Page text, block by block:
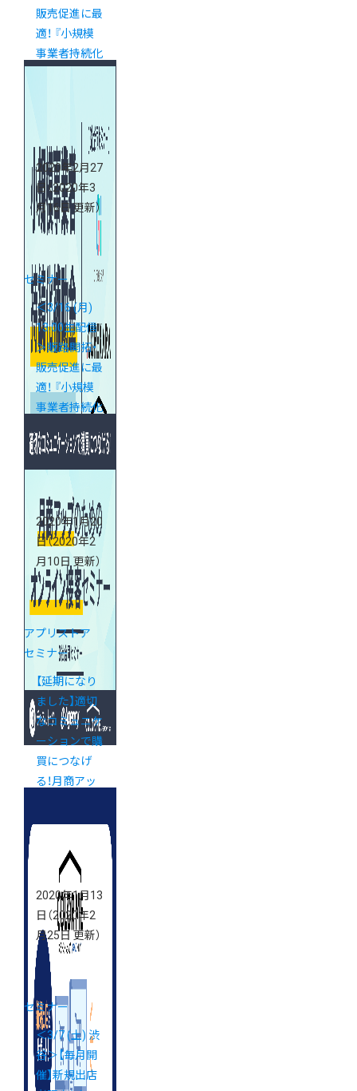
販売促進に最
適！ 『小規模
事業者持続化
2020年2月27
日 （2020年3
月16日 更新）
セミナー
＜3/16 (月)
13:00生配信
＞販路開拓・
販売促進に最
適！ 『小規模
事業者持続化
webセミナー
2020年1月20
日（2020年2
月10日 更新）
アプリストア
セミナー
【延期になり
ました】適切
なコミュニケ
ーションで購
買につなげ
る！月商アッ
ンライン接客
2020年1月13
日 （2020年2
月25日 更新）
セミナー
＜3/7 (土) 渋
谷＞【毎月開
催】新規出店